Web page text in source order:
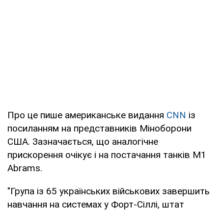
Про це пише американське видання CNN із
посиланням на представників Міноборони
США. Зазначається, що аналогічне
прискорення очікує і на постачання танків M1
Abrams.
"Група із 65 українських військових завершить
навчання на системах у Форт-Сіллі, штат